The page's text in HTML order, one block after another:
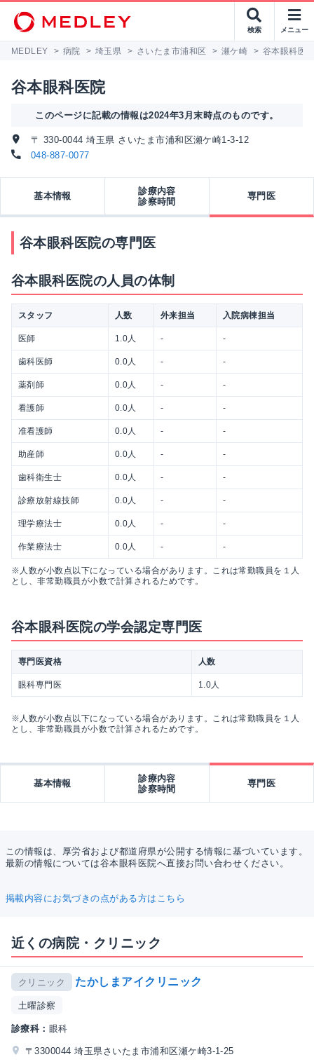
検索 メニュー
MEDLEY > 病院 > 埼玉県 > さいたま市浦和区 > 瀬ケ崎 > 谷本眼科医
谷本眼科医院
このページに記載の情報は2024年3月末時点のものです。
〒 330-0044 埼玉県 さいたま市浦和区瀬ケ崎1-3-12
048-887-0077
基本情報
診療内容
診察時間
専門医
谷本眼科医院の専門医
谷本眼科医院の人員の体制
スタッフ 人数 外来担当 入院病棟担当
医師 1.0人 - -
歯科医師 0.0人 - -
薬剤師 0.0人 - -
看護師 0.0人 - -
准看護師 0.0人 - -
助産師 0.0人 - -
歯科衛生士 0.0人 - -
診療放射線技師 0.0人 - -
理学療法士 0.0人 - -
作業療法士 0.0人 - -
※人数が小数点以下になっている場合があります。これは常勤職員を１人
とし、非常勤職員が小数で計算されるためです。
谷本眼科医院の学会認定専門医
専門医資格 人数
眼科専門医 1.0人
※人数が小数点以下になっている場合があります。これは常勤職員を１人
とし、非常勤職員が小数で計算されるためです。
基本情報
診療内容
診察時間
専門医
この情報は、厚労省および都道府県が公開する情報に基づいています。
最新の情報については谷本眼科医院へ直接お問い合わせください。
掲載内容にお気づきの点がある方はこちら
近くの病院・クリニック
クリニック たかしまアイクリニック
土曜診察
診療科： 眼科
〒3300044 埼玉県さいたま市浦和区瀬ケ崎3-1-25